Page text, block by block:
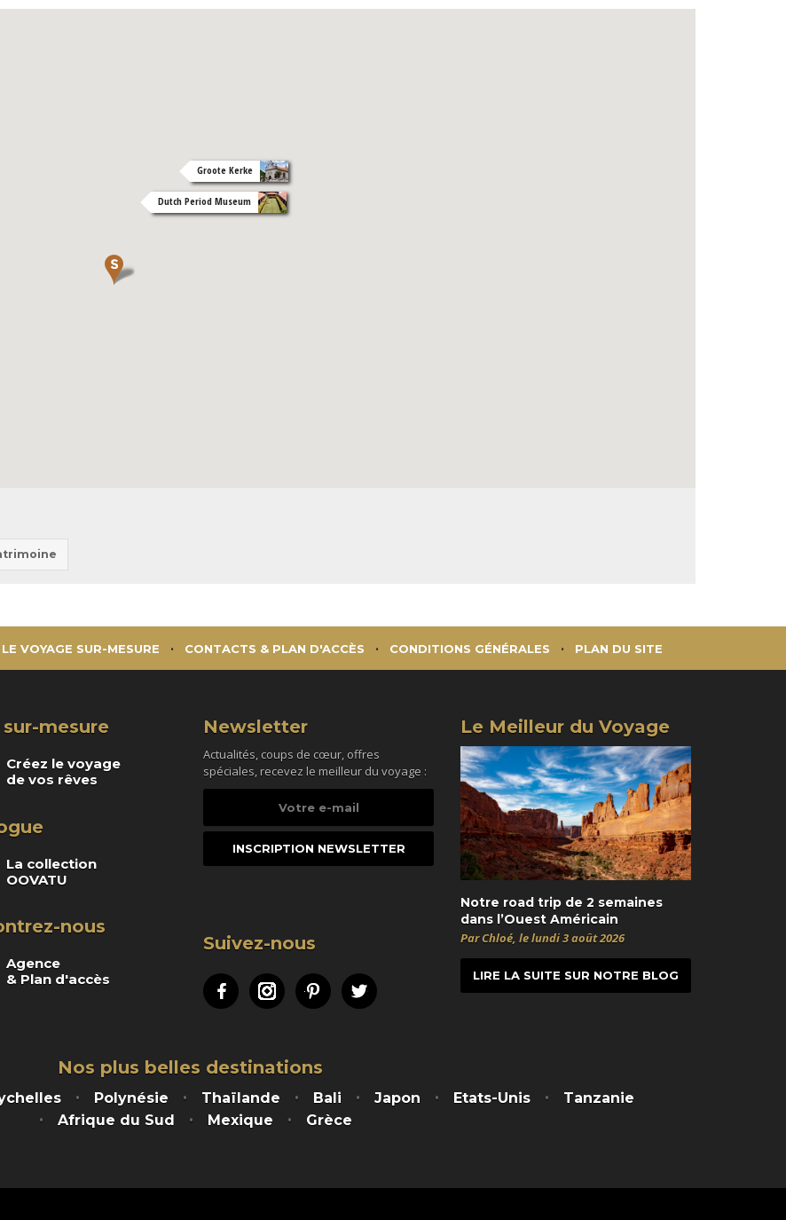
Groote Kerke
Dutch Period Museum
LE VOYAGE SUR-MESURE CONTACTS & PLAN D'ACCÈS CONDITIONS GÉNÉRALES PLAN DU SITE
mesure
Créez le voyage
de vos rêves
La collection
OOVATU
nous
Agence
& Plan d'accès
Newsletter
Actualités, coups de cœur, offres
spéciales, recevez le meilleur du voyage :
Suivez-nous
FacebookInstagramPinterestTwitter
Le Meilleur du Voyage
Notre road trip de 2 semaines
dans l’Ouest Américain
Par Chloé, le lundi 3 août 2026
LIRE LA SUITE SUR NOTRE BLOG
Nos plus belles destinations
Polynésie Thaïlande Bali Japon Etats-Unis
Tanzanie
Afrique du Sud
Mexique Grèce